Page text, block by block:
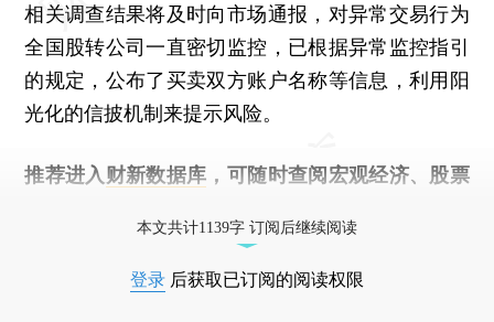
相关调查结果将及时向市场通报，对异常交易行为
全国股转公司一直密切监控，已根据异常监控指引
的规定，公布了买卖双方账户名称等信息，利用阳
光化的信披机制来提示风险。
推荐进入 财新数据库 ，可随时查阅宏观经济、股票
本文共计1139字 订阅后继续阅读
登录 后获取已订阅的阅读权限